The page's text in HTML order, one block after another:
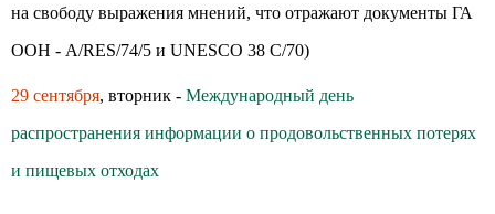
на свободу выражения мнений, что отражают документы ГА
ООН - A/RES/74/5 и UNESCO 38 C/70)
29 сентября, вторник - Международный день
распространения информации о продовольственных потерях
и пищевых отходах